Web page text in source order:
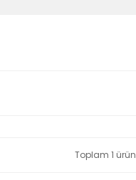
Toplam 1 ürün